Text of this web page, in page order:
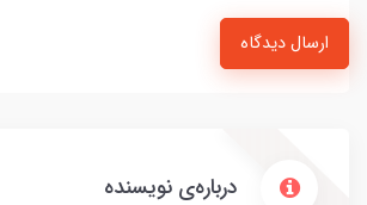
ارسال دیدگاه
درباره‌ی نویسنده